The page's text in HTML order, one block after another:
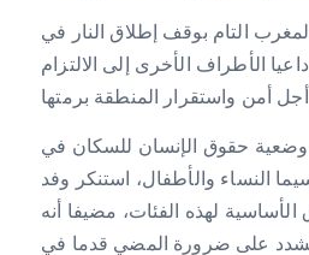
التام بوقف إطلاق النار في
الأطراف الأخرى إلى الالتزام
حقوق الإنسان للسكان في
النساء والأطفال، استنكر وفد
الأساسية لهذه الفئات، مضيفا أنه
على ضرورة المضي قدما في